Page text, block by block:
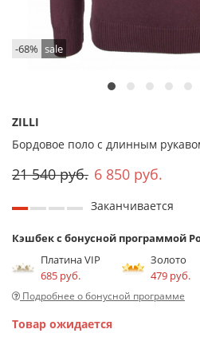
-68% sale
ZILLI
Бордовое поло с длинным
21 540 руб. 6 850 руб.
Заканчивается
Кэшбек с бонусной программой
Платина VIP
685 руб.
Золото
479 руб.
Подробнее о бонусной программе
Товар ожидается